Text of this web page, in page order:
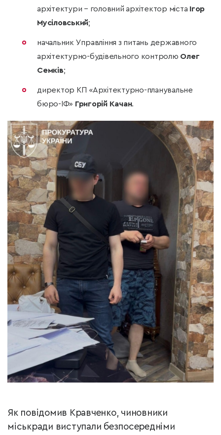
архітектури – головний архітектор міста Ігор
Мусіловський;
начальник Управління з питань державного
архітектурно-будівельного контролю Олег
Семків;
директор КП «Архітектурно-планувальне
бюро-ІФ» Григорій Качан.
Як повідомив Кравченко, чиновники
міськради виступали безпосередніми